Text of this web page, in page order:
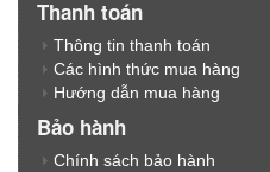
Thanh toán
Thông tin thanh toán
Các hình thức mua hàng
Hướng dẫn mua hàng
Bảo hành
Chính sách bảo hành